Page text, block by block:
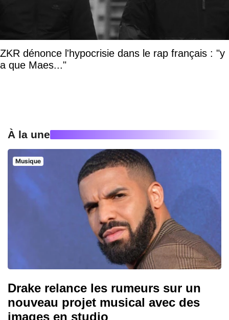
ZKR dénonce l'hypocrisie dans le rap français : "y
a que Maes..."
À la une
Musique
Drake relance les rumeurs sur un
nouveau projet musical avec des
images en studio